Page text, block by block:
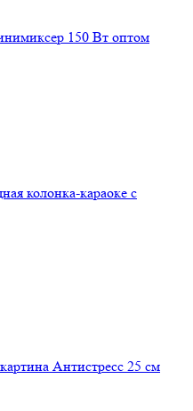
150 Вт оптом
колонка-караоке с
Антистресс 25 см